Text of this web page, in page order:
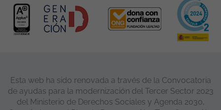
Esta web ha sido renovada a través de la Convocatoria
de ayudas para la modernización del Tercer Sector 2023
del Ministerio de Derechos Sociales y Agenda 2030,